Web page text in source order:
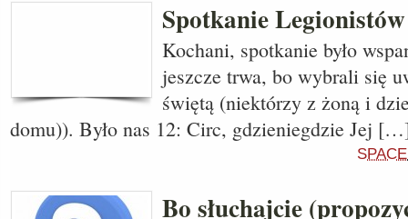
Spotkanie
Kochani, spotkanie było
jeszcze trwa, bo wybrali się
świętą (niektórzy z żoną i
domu)). Było nas 12: Circ, gdzieniegdzie Jej
SPACE
Bo słuchajcie